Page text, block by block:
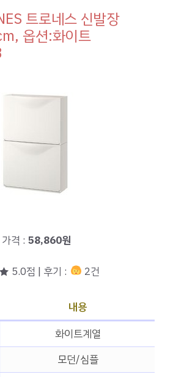
트로네스 신발장
옵션:화이트
가격 : 58,860원
5.0점 | 후기 : 2건
내용
화이트계열
모던/심플